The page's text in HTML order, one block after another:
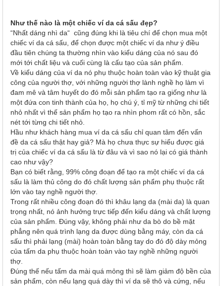
Như thế nào là một chiếc ví da cá sấu đẹp?
“Nhất dáng nhì da“ cũng đúng khi là tiêu chí để chọn mua một
chiếc ví da cá sấu, để chọn được một chiếc ví da như ý điều
đầu tiên chúng ta thường nhìn vào kiểu dáng của nó sau đó
mới tới chất liệu và cuối cùng là cấu tạo của sản phẩm.
Về kiểu dáng của ví da nó phụ thuộc hoàn toàn vào kỹ thuật gia
công của người thợ, với những người thợ lành nghề họ làm vì
đam mê và tâm huyết do đó mỗi sản phẩm tạo ra giống như là
một đứa con tinh thành của họ, họ chú ý, tỉ mỹ từ những chi tiết
nhỏ nhất vì thế sản phẩm họ tạo ra nhìn phom rất có hồn, sắc
nét tới từng chi tiết nhỏ.
Hầu như khách hàng mua ví da cá sấu chỉ quan tâm đến vấn
đề da cá sấu thật hay giả? Mà họ chưa thực sự hiểu được giá
trị của chiếc ví da cá sấu là từ đâu và vì sao nó lại có giá thành
cao như vậy?
Bạn có biết rằng, 99% công đoạn để tạo ra một chiếc ví da cá
sấu là làm thủ công do đó chất lượng sản phẩm phụ thuộc rất
lớn vào tay nghề người thợ.
Trong rất nhiều công đoạn đó thì khâu lạng da (mài da) là quan
trọng nhất, nó ảnh hưởng trực tiếp đến kiểu dáng và chất lượng
của sản phẩm. Đúng vậy, không phải như da bò do bề mặt
phẳng nên quá trình lạng da được dùng bằng máy, còn da cá
sấu thì phải lạng (mài) hoàn toàn bằng tay do đó độ dày mỏng
của tấm da phụ thuộc hoàn toàn vào tay nghề những người
thợ.
Đúng thế nếu tấm da mài quá mỏng thì sẽ làm giảm độ bền của
sản phẩm, còn nếu lạng quá dày thì ví da sẽ thô và cứng, nếu